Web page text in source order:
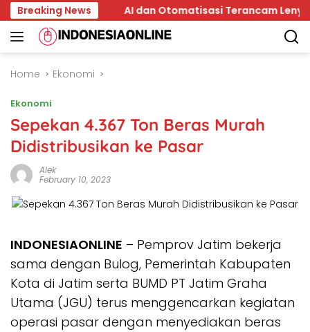
Skip
to
content
Breaking NewsAI dan Otomatisasi Terancam Lenyapkan 15
Home Ekonomi
Ekonomi
Sepekan 4.367 Ton Beras Murah
Didistribusikan ke Pasar
Alek
February 10, 2023
INDONESIAONLINE – Pemprov Jatim bekerja
sama dengan Bulog, Pemerintah Kabupaten
Kota di Jatim serta BUMD PT Jatim Graha
Utama (JGU) terus menggencarkan kegiatan
operasi pasar dengan menyediakan beras